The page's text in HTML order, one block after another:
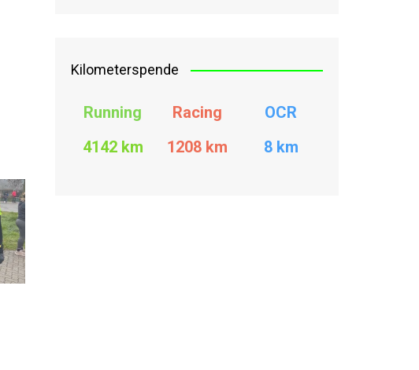
Kilometerspende
Running
4142 km
Racing
1208 km
OCR
8 km